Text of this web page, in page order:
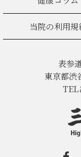
当院の利用規
表参
東京都渋
TEL